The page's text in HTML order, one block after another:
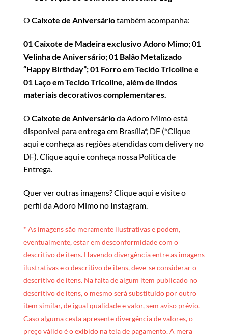
O Caixote de Aniversáriotambém acompanha:
01 Caixote de Madeira exclusivo Adoro Mimo; 01
Velinha de Aniversário; 01 Balão Metalizado
“Happy Birthday”; 01 Forro em Tecido Tricoline e
01 Laço em Tecido Tricoline, além de lindos
materiais decorativos complementares.
O Caixote de Aniversárioda Adoro Mimo está
disponível para entrega em Brasília*, DF (*Clique
aqui e conheça as regiões atendidas com delivery no
DF).Clique aqui e conheça nossa Política de
Entrega.
Quer ver outras imagens?Clique aqui e visite o
perfil da Adoro Mimo no Instagram
* As imagens são meramente ilustrativas e podem,
eventualmente, estar em desconformidade com o
descritivo de itens. Havendo divergência entre as imagens
ilustrativas e o descritivo de itens, deve-se considerar o
descritivo de itens. Na falta de algum item publicado no
descritivo de itens, o mesmo será substituído por outro
item similar, de igual qualidade e valor, sem aviso prévio.
Caso alguma cesta apresente divergência de valores, o
preço válido é o exibido na tela de pagamento. A mera